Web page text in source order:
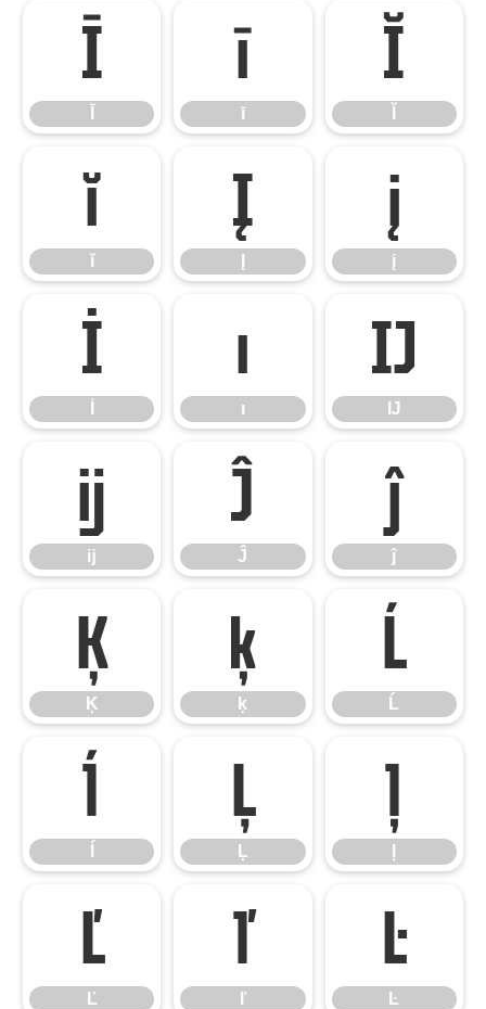
Ī ī
ī
Ĭ
ĭ
ĭ
Į į
į
İ ı
ı
Ĳ
Ĳ
ĳ
ĳ
Ĵ
Ĵ
ĵ
ĵ
Ķ
Ķ
ķ
ķ
Ĺ
Ĺ
ĺ Ļ
Ļ
ļ
Ľ
Ľ
ľ
ľ
Ŀ
Ŀ